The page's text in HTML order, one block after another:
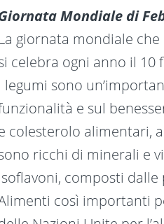
Mondiale di
La giornata mondiale
celebra ogni anno il 10
I legumi sono
e sul
colesterolo alimentari,
ricchi di minerali e
composti
così importanti